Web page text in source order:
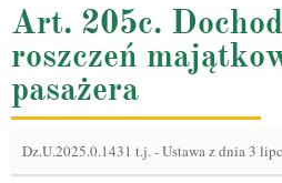
Art. 205c.
roszczeń
pasażera
Dz.U.2025.0.1431 t.j.-Ustawa z dnia 3